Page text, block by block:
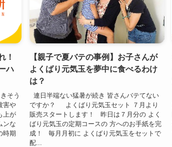
！
ハ
そう
害や
上が
ンな
時期
【親子で夏バテの事例】お子さんが
よくばり元気玉を夢中に食べるわけ
は？
連日半端ない猛暑が続き 皆さんバテてない
ですか？ よくばり元気玉セット ７月より
販売スタートします！ 昨日は７月分の よく
ばり元気玉の定期コースの 方へのお手紙を完
成！ 毎月月初に よくばり元気玉をセットで
配...